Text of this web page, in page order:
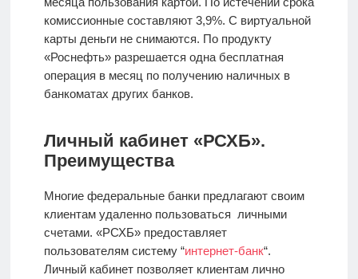
комиссионные составляют 3,9%. С виртуальной
карты деньги не снимаются. По продукту
«Роснефть» разрешается одна бесплатная
операция в месяц по получению наличных в
банкоматах других банков.
Личный кабинет «РСХБ».
Преимущества
Многие федеральные банки предлагают своим
клиентам удаленно пользоваться личными
счетами. «РСХБ» предоставляет
пользователям систему “интернет-банк“.
Личный кабинет позволяет клиентам лично